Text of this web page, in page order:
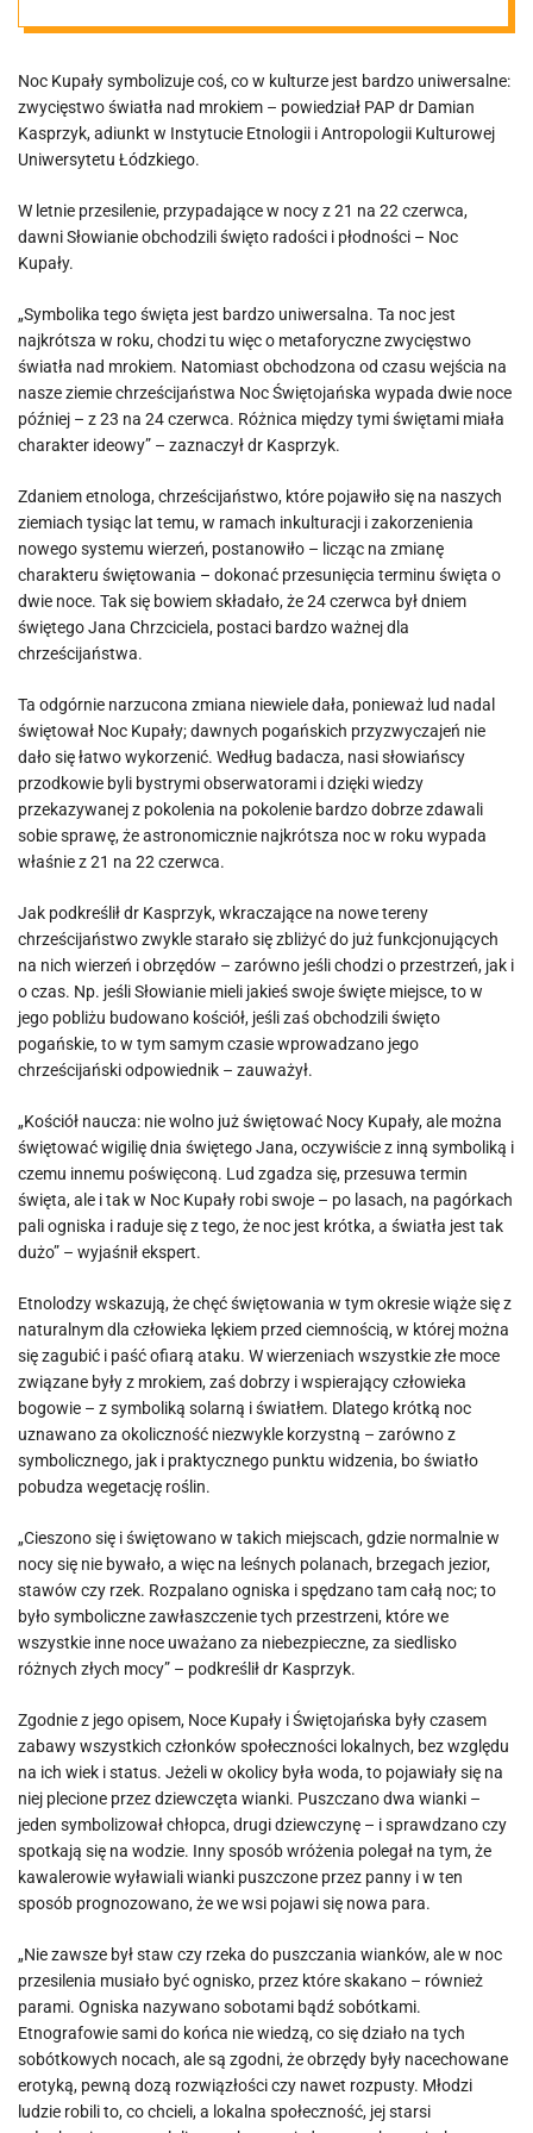
Noc Kupały symbolizuje coś, co w kulturze jest bardzo uniwersalne:
zwycięstwo światła nad mrokiem – powiedział PAP dr Damian
Kasprzyk, adiunkt w Instytucie Etnologii i Antropologii Kulturowej
Uniwersytetu Łódzkiego.
W letnie przesilenie, przypadające w nocy z 21 na 22 czerwca,
dawni Słowianie obchodzili święto radości i płodności – Noc
Kupały.
„Symbolika tego święta jest bardzo uniwersalna. Ta noc jest
najkrótsza w roku, chodzi tu więc o metaforyczne zwycięstwo
światła nad mrokiem. Natomiast obchodzona od czasu wejścia na
nasze ziemie chrześcijaństwa Noc Świętojańska wypada dwie noce
później – z 23 na 24 czerwca. Różnica między tymi świętami miała
charakter ideowy” – zaznaczył dr Kasprzyk.
Zdaniem etnologa, chrześcijaństwo, które pojawiło się na naszych
ziemiach tysiąc lat temu, w ramach inkulturacji i zakorzenienia
nowego systemu wierzeń, postanowiło – licząc na zmianę
charakteru świętowania – dokonać przesunięcia terminu święta o
dwie noce. Tak się bowiem składało, że 24 czerwca był dniem
świętego Jana Chrzciciela, postaci bardzo ważnej dla
chrześcijaństwa.
Ta odgórnie narzucona zmiana niewiele dała, ponieważ lud nadal
świętował Noc Kupały; dawnych pogańskich przyzwyczajeń nie
dało się łatwo wykorzenić. Według badacza, nasi słowiańscy
przodkowie byli bystrymi obserwatorami i dzięki wiedzy
przekazywanej z pokolenia na pokolenie bardzo dobrze zdawali
sobie sprawę, że astronomicznie najkrótsza noc w roku wypada
właśnie z 21 na 22 czerwca.
Jak podkreślił dr Kasprzyk, wkraczające na nowe tereny
chrześcijaństwo zwykle starało się zbliżyć do już funkcjonujących
na nich wierzeń i obrzędów – zarówno jeśli chodzi o przestrzeń, jak i
o czas. Np. jeśli Słowianie mieli jakieś swoje święte miejsce, to w
jego pobliżu budowano kościół, jeśli zaś obchodzili święto
pogańskie, to w tym samym czasie wprowadzano jego
chrześcijański odpowiednik – zauważył.
„Kościół naucza: nie wolno już świętować Nocy Kupały, ale można
świętować wigilię dnia świętego Jana, oczywiście z inną symboliką i
czemu innemu poświęconą. Lud zgadza się, przesuwa termin
święta, ale i tak w Noc Kupały robi swoje – po lasach, na pagórkach
pali ogniska i raduje się z tego, że noc jest krótka, a światła jest tak
dużo” – wyjaśnił ekspert.
Etnolodzy wskazują, że chęć świętowania w tym okresie wiąże się z
naturalnym dla człowieka lękiem przed ciemnością, w której można
się zagubić i paść ofiarą ataku. W wierzeniach wszystkie złe moce
związane były z mrokiem, zaś dobrzy i wspierający człowieka
bogowie – z symboliką solarną i światłem. Dlatego krótką noc
uznawano za okoliczność niezwykle korzystną – zarówno z
symbolicznego, jak i praktycznego punktu widzenia, bo światło
pobudza wegetację roślin.
„Cieszono się i świętowano w takich miejscach, gdzie normalnie w
nocy się nie bywało, a więc na leśnych polanach, brzegach jezior,
stawów czy rzek. Rozpalano ogniska i spędzano tam całą noc; to
było symboliczne zawłaszczenie tych przestrzeni, które we
wszystkie inne noce uważano za niebezpieczne, za siedlisko
różnych złych mocy” – podkreślił dr Kasprzyk.
Zgodnie z jego opisem, Noce Kupały i Świętojańska były czasem
zabawy wszystkich członków społeczności lokalnych, bez względu
na ich wiek i status. Jeżeli w okolicy była woda, to pojawiały się na
niej plecione przez dziewczęta wianki. Puszczano dwa wianki –
jeden symbolizował chłopca, drugi dziewczynę – i sprawdzano czy
spotkają się na wodzie. Inny sposób wróżenia polegał na tym, że
kawalerowie wyławiali wianki puszczone przez panny i w ten
sposób prognozowano, że we wsi pojawi się nowa para.
„Nie zawsze był staw czy rzeka do puszczania wianków, ale w noc
przesilenia musiało być ognisko, przez które skakano – również
parami. Ogniska nazywano sobotami bądź sobótkami.
Etnografowie sami do końca nie wiedzą, co się działo na tych
sobótkowych nocach, ale są zgodni, że obrzędy były nacechowane
erotyką, pewną dozą rozwiązłości czy nawet rozpusty. Młodzi
ludzie robili to, co chcieli, a lokalna społeczność, jej starsi